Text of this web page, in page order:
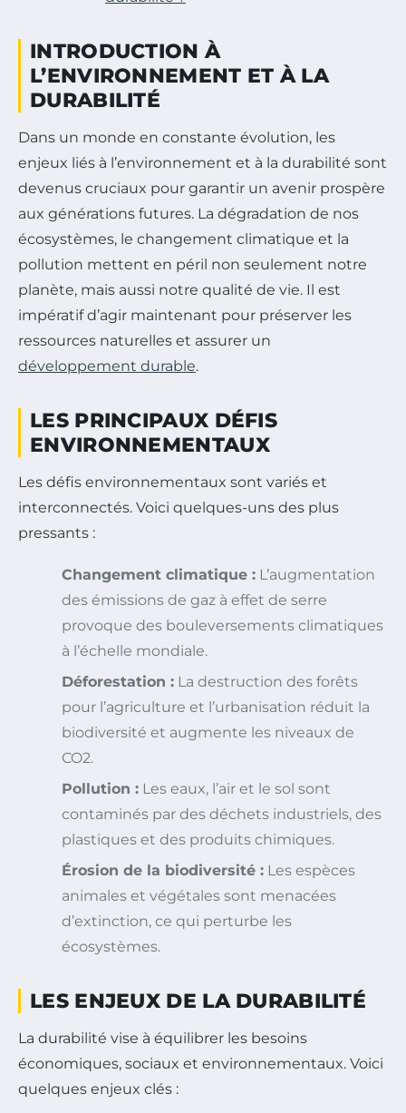
INTRODUCTION À
L’ENVIRONNEMENT ET À LA
DURABILITÉ
Dans un monde en constante évolution, les
enjeux liés à l’environnement et à la durabilité sont
devenus cruciaux pour garantir un avenir prospère
aux générations futures. La dégradation de nos
écosystèmes, le changement climatique et la
pollution mettent en péril non seulement notre
planète, mais aussi notre qualité de vie. Il est
impératif d’agir maintenant pour préserver les
ressources naturelles et assurer un
développement durable.
LES PRINCIPAUX DÉFIS
ENVIRONNEMENTAUX
Les défis environnementaux sont variés et
interconnectés. Voici quelques-uns des plus
pressants :
Changement climatique : L’augmentation
des émissions de gaz à effet de serre
provoque des bouleversements climatiques
à l’échelle mondiale.
Déforestation : La destruction des forêts
pour l’agriculture et l’urbanisation réduit la
biodiversité et augmente les niveaux de
CO2.
Pollution : Les eaux, l’air et le sol sont
contaminés par des déchets industriels, des
plastiques et des produits chimiques.
Érosion de la biodiversité : Les espèces
animales et végétales sont menacées
d’extinction, ce qui perturbe les
écosystèmes.
LES ENJEUX DE LA DURABILITÉ
La durabilité vise à équilibrer les besoins
économiques, sociaux et environnementaux. Voici
quelques enjeux clés :